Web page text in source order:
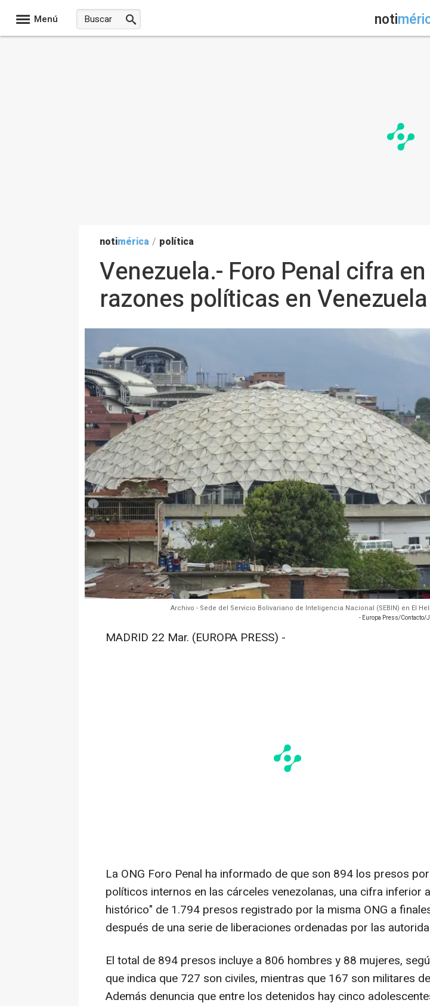
Menú noti
notimérica / política
Venezuela.- Foro Penal cifra
razones políticas en Venezuela
Archivo - Sede del Servicio Bolivariano de Inteligencia Nacional (SEBIN) en El
- Europa Press/Contacto/
MADRID 22 Mar. (EUROPA PRESS) -
La ONG Foro Penal ha informado de que son 894 los presos
políticos internos en las cárceles venezolanas, una cifra inferior
histórico" de 1.794 presos registrado por la misma ONG a
después de una serie de liberaciones ordenadas por las
El total de 894 presos incluye a 806 hombres y 88 mujeres,
que indica que 727 son civiles, mientras que 167 son militares
Además denuncia que entre los detenidos hay cinco